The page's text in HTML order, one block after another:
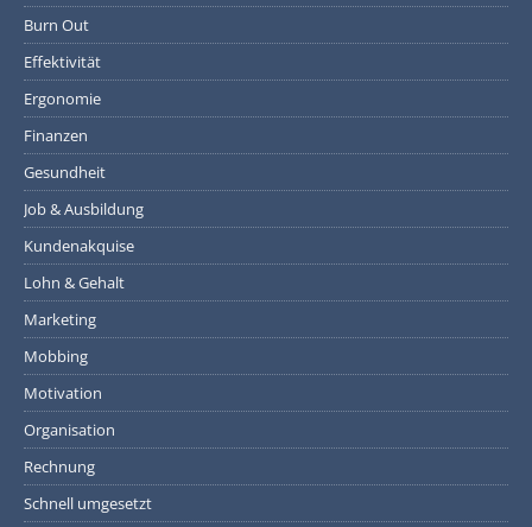
Burn Out
Effektivität
Ergonomie
Finanzen
Gesundheit
Job & Ausbildung
Kundenakquise
Lohn & Gehalt
Marketing
Mobbing
Motivation
Organisation
Rechnung
Schnell umgesetzt